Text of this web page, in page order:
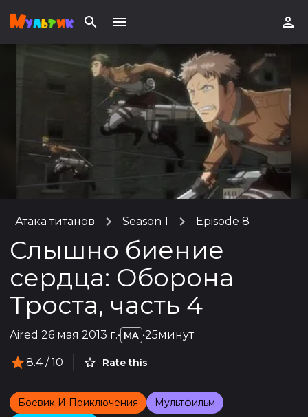
Атака титанов Season 1 Episode 8
Слышно биение
сердца: Оборона
Троста, часть 4
Aired 26 мая 2013 г.• MA •25минут
8.4/ 10 Rate this
Боевик И Приключения
Мультфильм